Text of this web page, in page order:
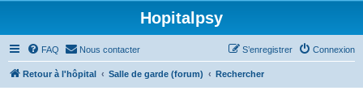
Hopitalpsy
FAQ Nous contacter Connexion
S’enregistrer
Retour à l'hôpital Salle de garde (forum) Rechercher